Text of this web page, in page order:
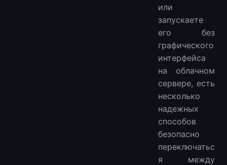
или
запускаете
его без
графического
интерфейса
на облачном
сервере, есть
несколько
надежных
способов
безопасно
переключатьс
я между